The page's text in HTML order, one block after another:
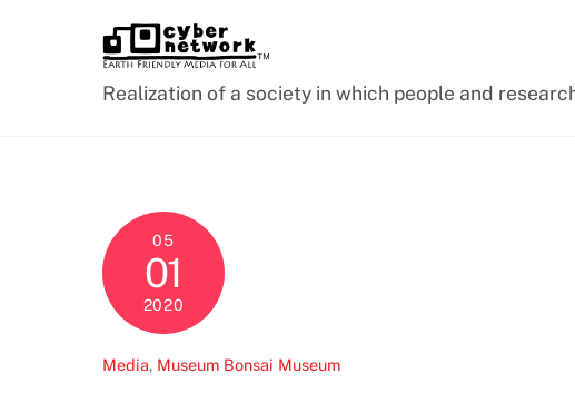
Realization of a society in which people and
05
01
2020
Media, Museum Bonsai Museum